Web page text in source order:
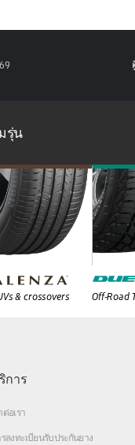
รุ่น
& crossovers Off-Road
การ
อเรา
ลงทะเบียนรับประกันยาง